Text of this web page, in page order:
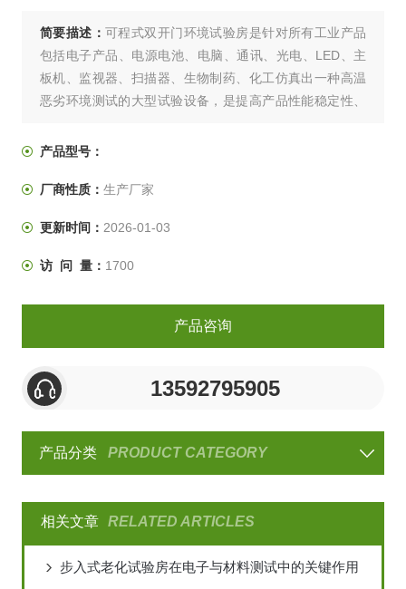
简要描述：可程式双开门环境试验房是针对所有工业产品
包括电子产品、电源电池、电脑、通讯、光电、LED、主
板机、监视器、扫描器、生物制药、化工仿真出一种高温
恶劣环境测试的大型试验设备，是提高产品性能稳定性、
高产品质量和竞争性的重要手段，该老化房适合范围非常
产品型号：
厂商性质： 生产厂家
更新时间： 2026-01-03
访 问 量： 1700
产品咨询
13592795905
产品分类 PRODUCT CATEGORY
相关文章 RELATED ARTICLES
步入式老化试验房在电子与材料测试中的关键作用